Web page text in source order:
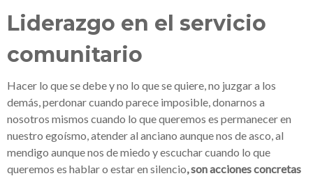
Liderazgo en el servicio
comunitario
Hacer lo que se debe y no lo que se quiere, no juzgar a los
demás, perdonar cuando parece imposible, donarnos a
nosotros mismos cuando lo que queremos es permanecer en
nuestro egoísmo, atender al anciano aunque nos de asco, al
mendigo aunque nos de miedo y escuchar cuando lo que
queremos es hablar o estar en silencio, son acciones concretas